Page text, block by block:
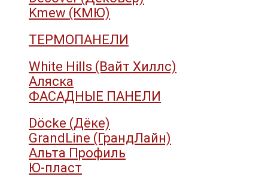
Kmew (КМЮ)
ТЕРМОПАНЕЛИ
White Hills (Вайт Хиллс)
Аляска
ФАСАДНЫЕ ПАНЕЛИ
Döcke (Дёке)
GrandLine (ГрандЛайн)
Альта Профиль
Ю-пласт